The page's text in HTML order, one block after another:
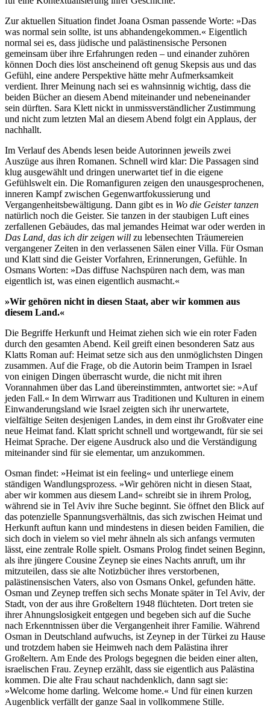
Zur aktuellen Situation findet Joana Osman passende Worte: »Das
was normal sein sollte, ist uns abhandengekommen.« Eigentlich
normal sei es, dass jüdische und palästinensische Personen
gemeinsam über ihre Erfahrungen reden – und einander zuhören
können Doch dies löst anscheinend oft genug Skepsis aus und das
Gefühl, eine andere Perspektive hätte mehr Aufmerksamkeit
verdient. Ihrer Meinung nach sei es wahnsinnig wichtig, dass die
beiden Bücher an diesem Abend miteinander und nebeneinander
sein dürften. Sara Klett nickt in unmissverständlicher Zustimmung
und nicht zum letzten Mal an diesem Abend folgt ein Applaus, der
nachhallt.
Im Verlauf des Abends lesen beide Autorinnen jeweils zwei
Auszüge aus ihren Romanen. Schnell wird klar: Die Passagen sind
klug ausgewählt und dringen unerwartet tief in die eigene
Gefühlswelt ein. Die Romanfiguren zeigen den unausgesprochenen,
inneren Kampf zwischen Gegenwartfokussierung und
Vergangenheitsbewältigung. Dann gibt es in Wo die Geister tanzen
natürlich noch die Geister. Sie tanzen in der staubigen Luft eines
zerfallenen Gebäudes, das mal jemandes Heimat war oder werden in
Das Land, das ich dir zeigen will zu lebensechten Träumereien
vergangener Zeiten in den verlassenen Sälen einer Villa. Für Osman
und Klatt sind die Geister Vorfahren, Erinnerungen, Gefühle. In
Osmans Worten: »Das diffuse Nachspüren nach dem, was man
eigentlich ist, was einen eigentlich ausmacht.«
»Wir gehören nicht in diesen Staat, aber wir kommen aus
diesem Land.«
Die Begriffe Herkunft und Heimat ziehen sich wie ein roter Faden
durch den gesamten Abend. Keil greift einen besonderen Satz aus
Klatts Roman auf: Heimat setze sich aus den unmöglichsten Dingen
zusammen. Auf die Frage, ob die Autorin beim Trampen in Israel
von einigen Dingen überrascht wurde, die nicht mit ihren
Vorannahmen über das Land übereinstimmten, antwortet sie: »Auf
jeden Fall.« In dem Wirrwarr aus Traditionen und Kulturen in einem
Einwanderungsland wie Israel zeigten sich ihr unerwartete,
vielfältige Seiten desjenigen Landes, in dem einst ihr Großvater eine
neue Heimat fand. Klatt spricht schnell und wortgewandt, für sie sei
Heimat Sprache. Der eigene Ausdruck also und die Verständigung
miteinander sind für sie elementar, um anzukommen.
Osman findet: »Heimat ist ein feeling« und unterliege einem
ständigen Wandlungsprozess. »Wir gehören nicht in diesen Staat,
aber wir kommen aus diesem Land« schreibt sie in ihrem Prolog,
während sie in Tel Aviv ihre Suche beginnt. Sie öffnet den Blick auf
das potenzielle Spannungsverhältnis, das sich zwischen Heimat und
Herkunft auftun kann und mindestens in diesen beiden Familien, die
sich doch in vielem so viel mehr ähneln als sich anfangs vermuten
lässt, eine zentrale Rolle spielt. Osmans Prolog findet seinen Beginn,
als ihre jüngere Cousine Zeynep sie eines Nachts anruft, um ihr
mitzuteilen, dass sie alte Notizbücher ihres verstorbenen,
palästinensischen Vaters, also von Osmans Onkel, gefunden hätte.
Osman und Zeynep treffen sich sechs Monate später in Tel Aviv, der
Stadt, von der aus ihre Großeltern 1948 flüchteten. Dort treten sie
ihrer Ahnungslosigkeit entgegen und begeben sich auf die Suche
nach Erkenntnissen über die Vergangenheit ihrer Familie. Während
Osman in Deutschland aufwuchs, ist Zeynep in der Türkei zu Hause
und trotzdem haben sie Heimweh nach dem Palästina ihrer
Großeltern. Am Ende des Prologs begegnen die beiden einer alten,
israelischen Frau. Zeynep erzählt, dass sie eigentlich aus Palästina
kommen. Die alte Frau schaut nachdenklich, dann sagt sie:
»Welcome home darling. Welcome home.« Und für einen kurzen
Augenblick verfällt der ganze Saal in vollkommene Stille.